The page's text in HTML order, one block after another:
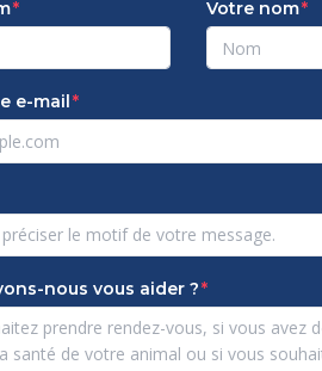
Votre nom
e-mail
nous vous aider ?